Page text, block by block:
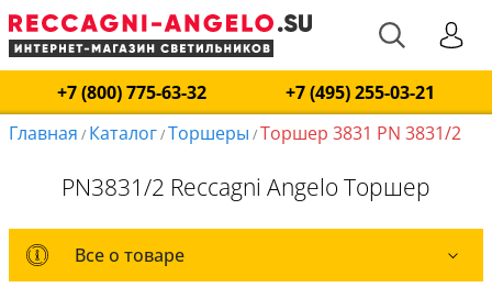
+7 (800) 775-63-32
+7 (495) 255-03-21
Главная / Каталог/Торшеры /Торшер 3831 PN 3831/2
PN3831/2 Reccagni Angelo Торшер
Все о товаре